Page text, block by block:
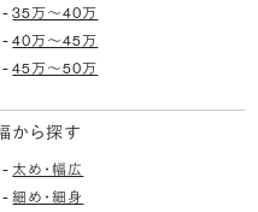
-35万〜40万
-40万〜45万
-45万〜50万
から探す
- 太め・幅広
-細め・細身